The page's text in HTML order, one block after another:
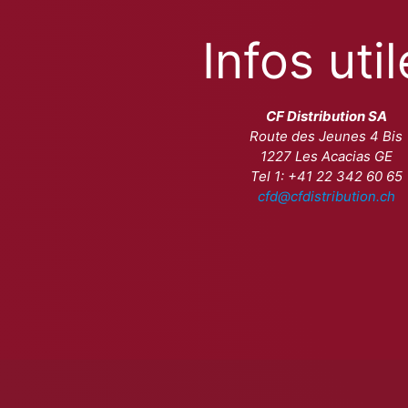
Infos
CF Distribution SA
Route des Jeunes 4 Bis
1227 Les Acacias GE
Tel 1: +41 22 342 60 65
cfd@cfdistribution.ch